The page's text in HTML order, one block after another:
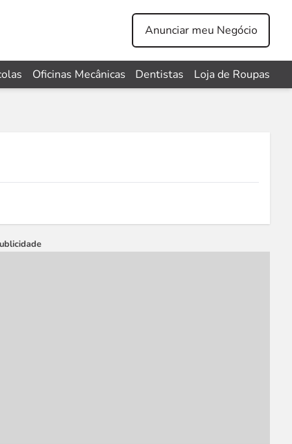
Anunciar meu Negócio
Oficinas Mecânicas Dentistas Loja de Roupas